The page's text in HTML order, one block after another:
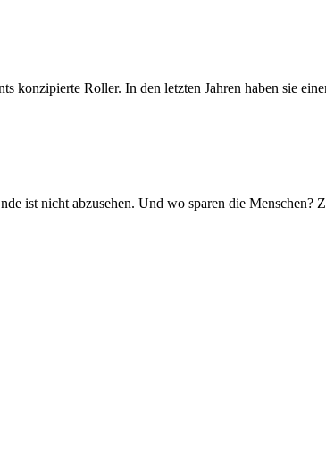
konzipierte Roller. In den letzten Jahren haben sie
ist nicht abzusehen. Und wo sparen die